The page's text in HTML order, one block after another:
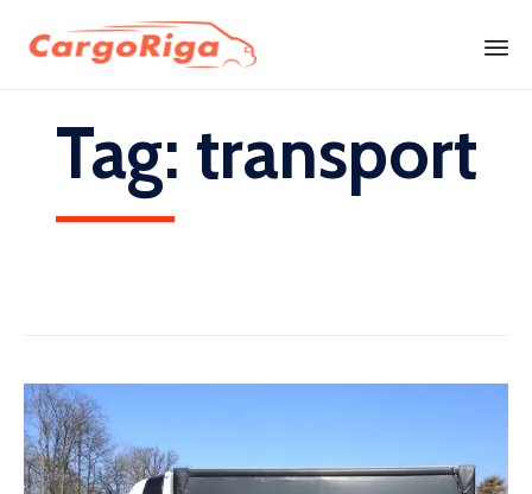
content
Tag: transport